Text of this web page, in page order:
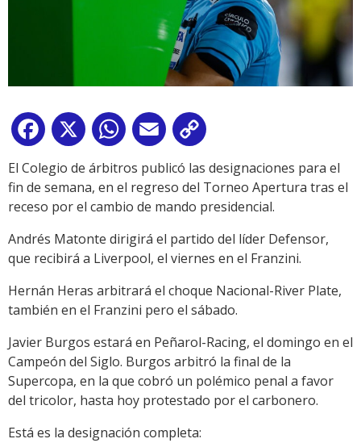
Facebook
X WhatsApp
Email
Link
El Colegio de árbitros publicó las designaciones para el
fin de semana, en el regreso del Torneo Apertura tras el
receso por el cambio de mando presidencial.
Andrés Matonte dirigirá el partido del líder Defensor,
que recibirá a Liverpool, el viernes en el Franzini.
Hernán Heras arbitrará el choque Nacional-River Plate,
también en el Franzini pero el sábado.
Javier Burgos estará en Peñarol-Racing, el domingo en el
Campeón del Siglo. Burgos arbitró la final de la
Supercopa, en la que cobró un polémico penal a favor
del tricolor, hasta hoy protestado por el carbonero.
Está es la designación completa: